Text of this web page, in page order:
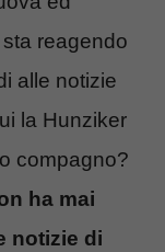
reagendo
alle notizie
la Hunziker
compagno?
ha mai
notizie di